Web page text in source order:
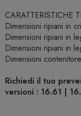
CARATTERISTICHE
Dimensioni ripiani in
Dimensioni ripiani in
Dimensioni ripiani in
Dimensioni
Richiedi il tuo
versioni : 16.61 |